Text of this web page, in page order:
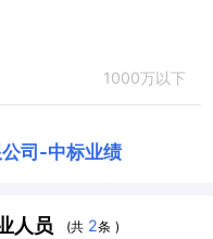
1000万以下
司 -中标业绩
人员 (共 2条 )